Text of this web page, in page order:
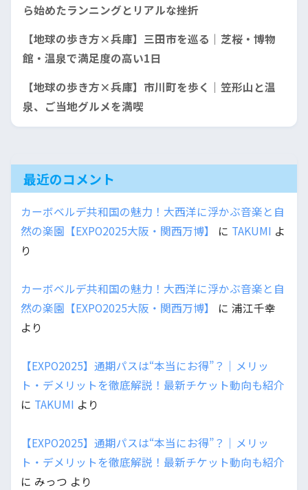
ら始めたランニングとリアルな挫折
【地球の歩き方×兵庫】三田市を巡る｜芝桜・博物
館・温泉で満足度の高い1日
【地球の歩き方×兵庫】市川町を歩く｜笠形山と温
泉、ご当地グルメを満喫
最近のコメント
カーボベルデ共和国の魅力！大西洋に浮かぶ音楽と自
然の楽園【EXPO2025大阪・関西万博】
に TAKUMI よ
り
カーボベルデ共和国の魅力！大西洋に浮かぶ音楽と自
然の楽園【EXPO2025大阪・関西万博】
に 浦江千幸
より
【EXPO2025】通期パスは“本当にお得”？｜メリッ
ト・デメリットを徹底解説！最新チケット動向も紹介
に TAKUMI より
【EXPO2025】通期パスは“本当にお得”？｜メリッ
ト・デメリットを徹底解説！最新チケット動向も紹介
に みっつ より